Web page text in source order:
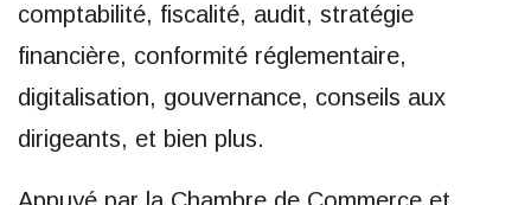
comptabilité, fiscalité, audit, stratégie
financière, conformité réglementaire,
digitalisation, gouvernance, conseils aux
dirigeants, et bien plus.